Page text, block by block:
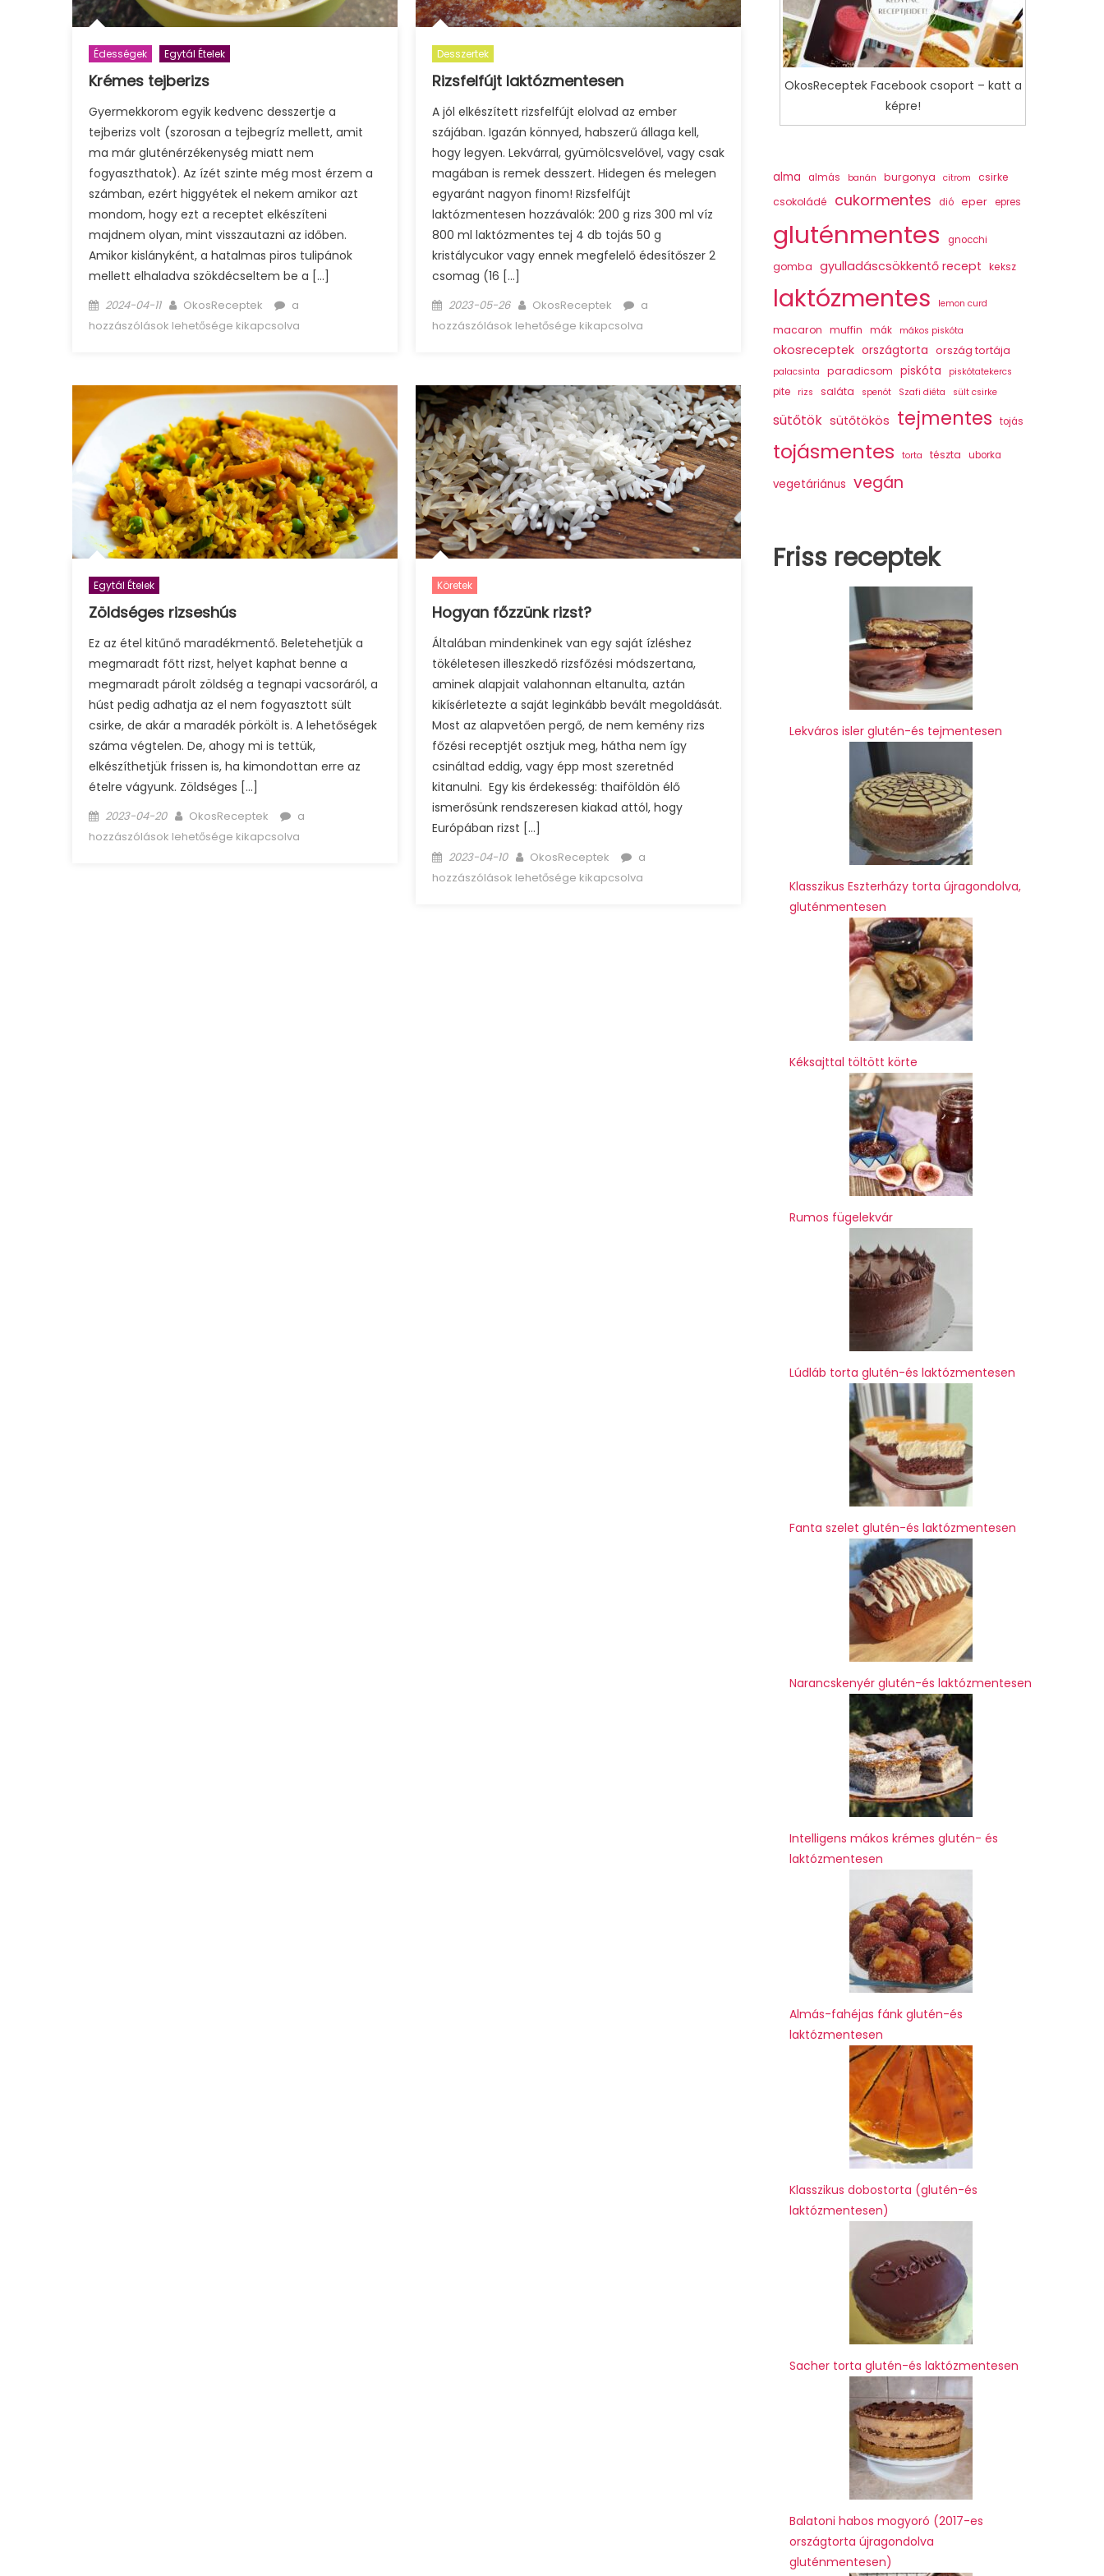
Édességek Egytál Ételek
Krémes tejberizs
Gyermekkorom egyik kedvenc desszertje a
tejberizs volt (szorosan a tejbegríz mellett, amit
ma már gluténérzékenység miatt nem
fogyaszthatok). Az ízét szinte még most érzem a
számban, ezért higgyétek el nekem amikor azt
mondom, hogy ezt a receptet elkészíteni
majdnem olyan, mint visszautazni az időben.
Amikor kislányként, a hatalmas piros tulipánok
mellett elhaladva szökdécseltem be a […]
Posted
on
2024-04-11 Author
OkosReceptek
Krémes
tejberizs
a
hozzászólások lehetősége kikapcsolva
Desszertek
Rizsfelfújt laktózmentesen
A jól elkészített rizsfelfújt elolvad az ember
szájában. Igazán könnyed, habszerű állaga kell,
hogy legyen. Lekvárral, gyümölcsvelővel, vagy csak
magában is remek desszert. Hidegen és melegen
egyaránt nagyon finom! Rizsfelfújt
laktózmentesen hozzávalók: 200 g rizs 300 ml víz
800 ml laktózmentes tej 4 db tojás 50 g
kristálycukor vagy ennek megfelelő édesítőszer 2
csomag (16 […]
Posted
on
2023-05-26 Author
OkosReceptek
Rizsfelfújt
laktózmentesen
a
hozzászólások lehetősége kikapcsolva
Egytál Ételek
Zöldséges rizseshús
Ez az étel kitűnő maradékmentő. Beletehetjük a
megmaradt főtt rizst, helyet kaphat benne a
megmaradt párolt zöldség a tegnapi vacsoráról, a
húst pedig adhatja az el nem fogyasztott sült
csirke, de akár a maradék pörkölt is. A lehetőségek
száma végtelen. De, ahogy mi is tettük,
elkészíthetjük frissen is, ha kimondottan erre az
ételre vágyunk. Zöldséges […]
Posted
on
2023-04-20 Author
OkosReceptek
Zöldséges
rizseshús
a
hozzászólások lehetősége kikapcsolva
Köretek
Hogyan főzzünk rizst?
Általában mindenkinek van egy saját ízléshez
tökéletesen illeszkedő rizsfőzési módszertana,
aminek alapjait valahonnan eltanulta, aztán
kikísérletezte a saját leginkább bevált megoldását.
Most az alapvetően pergő, de nem kemény rizs
főzési receptjét osztjuk meg, hátha nem így
csináltad eddig, vagy épp most szeretnéd
kitanulni. Egy kis érdekesség: thaiföldön élő
ismerősünk rendszeresen kiakad attól, hogy
Európában rizst […]
Posted
on
2023-04-10 Author
OkosReceptek
Hogyan
főzzünk
a
hozzászólások lehetősége kikapcsolva
OkosReceptek Facebook csoport – katt a
képre!
alma almás banán burgonya citrom
csirke
csokoládé
cukormentes dió eper epres
gluténmentes gnocchi
gomba gyulladáscsökkentő recept keksz
laktózmentes lemon curd
macaron muffin mák mákos piskóta
okosreceptek országtorta ország tortája
palacsinta paradicsom piskóta piskótatekercs
pite rizs saláta spenót Szafi diéta sült csirke
sütőtök sütőtökös tejmentes tojás
tojásmentes torta tészta uborka
vegetáriánus vegán
Friss receptek
Lekváros isler glutén-és tejmentesen
Klasszikus Eszterházy torta újragondolva,
gluténmentesen
Kéksajttal töltött körte
Rumos fügelekvár
Lúdláb torta glutén-és laktózmentesen
Fanta szelet glutén-és laktózmentesen
Narancskenyér glutén-és laktózmentesen
Intelligens mákos krémes glutén- és
laktózmentesen
Almás-fahéjas fánk glutén-és
laktózmentesen
Klasszikus dobostorta (glutén-és
laktózmentesen)
Sacher torta glutén-és laktózmentesen
Balatoni habos mogyoró (2017-es
országtorta újragondolva
gluténmentesen)